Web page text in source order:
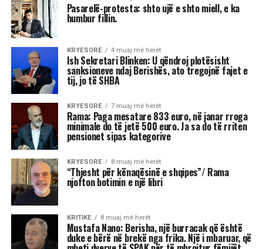
Mustafa Nano duke komentuar qeverinë e re, tha
që kryeministri Edi Rama është sot një lider
absolut në Shqipëri, sidomos brenda
mazhorancës socialiste.
Sipas Nanos, ministrja që do të operojë me
inteligjencë artificiale, Diella, është një gjetje
interesante, që i shkon epokës “High
Tecnology”, në të cilën jetojmë, “por unë nuk
kam kompetencën për ta vlerësuar si gjetje”.
“Duhet të presim për të parë sa funksionale do të